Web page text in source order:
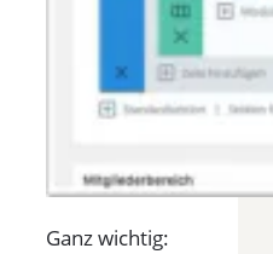
Ganz wichtig: